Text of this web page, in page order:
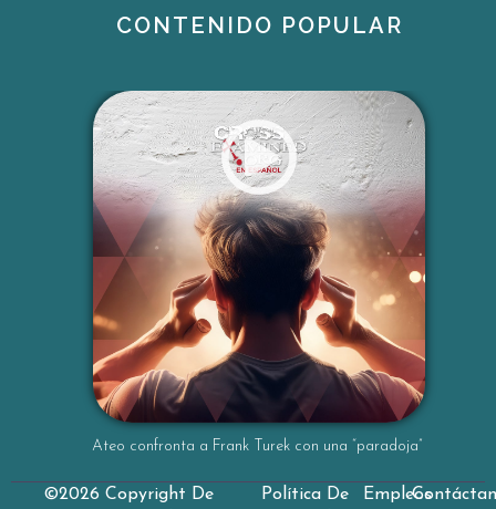
Ambos coinciden en que muchas personas
embargo, Frank subraya que el deseo no es
un criterio válido para determinar la verdad.
Algo no
es verdadero simplemente porque alguien q
uiera creerlo. La cuestión clave no […]
CONTENIDO POPULAR
Ateo confronta a Frank Turek con una “paradoja”
©2026 Copyright De
Política De
Empleos